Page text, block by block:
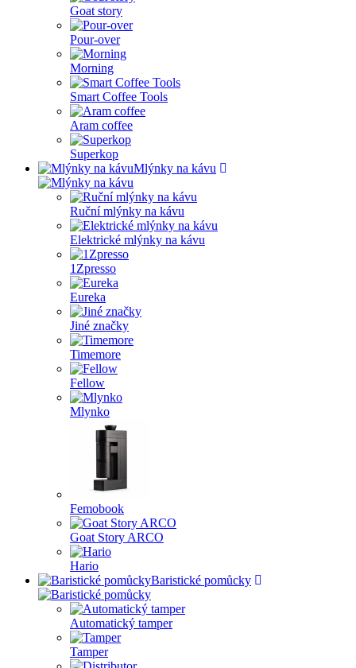
Goat story
Pour-over
Morning
Smart Coffee Tools
Aram coffee
Superkop
Mlýnky na kávu
Ruční mlýnky na kávu
Elektrické mlýnky na kávu
1Zpresso
Eureka
Jiné značky
Timemore
Fellow
Mlynko
Femobook
Goat Story ARCO
Hario
Baristické pomůcky
Automatický tamper
Tamper